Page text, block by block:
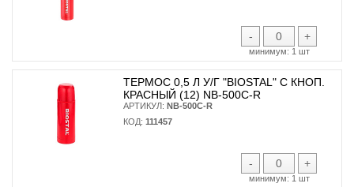
- +
минимум: 1 шт
ТЕРМОС 0,5 Л У/Г "BIOSTAL" С КНОП.
КРАСНЫЙ (12) NB-500С-R
АРТИКУЛ: NB-500С-R
КОД: 111457
- +
минимум: 1 шт